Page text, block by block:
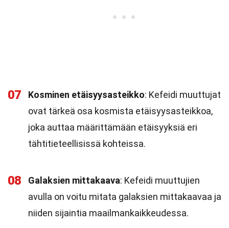
07 Kosminen etäisyysasteikko: Kefeidi muuttujat
ovat tärkeä osa kosmista etäisyysasteikkoa,
joka auttaa määrittämään etäisyyksiä eri
tähtitieteellisissä kohteissa.
08 Galaksien mittakaava: Kefeidi muuttujien
avulla on voitu mitata galaksien mittakaavaa ja
niiden sijaintia maailmankaikkeudessa.